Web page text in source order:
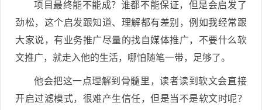
项目最终能不能成？谁都不能保证，但是会启发了
劲松，这个启发跟知道、理解都有差别，例如我经常跟
大家说，有业务推广尽量的找自媒体推广，不要什么软
文推广，就走入他的生活，哪怕随笔一带，足够了。
他会把这一点理解到骨髓里，读者读到软文会直接
开启过滤模式，很难产生信任，但是当不是软文时呢？